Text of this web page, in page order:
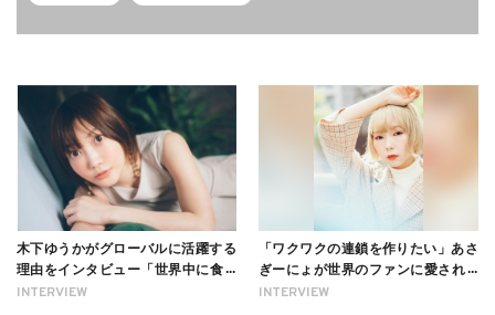
INTERVIEW
木下ゆうかがグローバルに活躍する
理由をインタビュー「世界中に食べ
る幸せを伝えたい」新事務所加入に
INTERVIEW
「ワクワクの連鎖を作りたい」あさ
ぎーにょが世界のファンに愛される
理由【インタビュー】